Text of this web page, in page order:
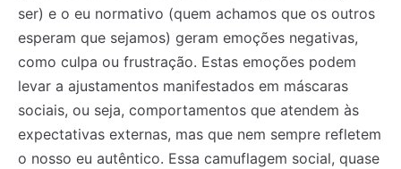
ser) e o eu normativo (quem achamos que os outros
esperam que sejamos) geram emoções negativas,
como culpa ou frustração. Estas emoções podem
levar a ajustamentos manifestados em máscaras
sociais, ou seja, comportamentos que atendem às
expectativas externas, mas que nem sempre refletem
o nosso eu autêntico. Essa camuflagem social, quase